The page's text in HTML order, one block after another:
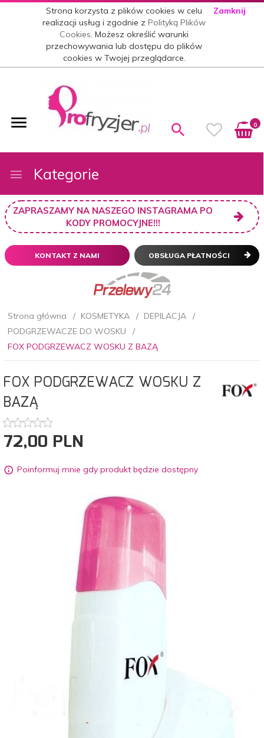
Strona korzysta z plików cookies w celu
realizacji usług i zgodnie zPolityką Plików
Cookies. Możesz określić warunki
przechowywania lub dostępu do plików
cookies w Twojej przeglądarce.
Zamknij
0
Kategorie
ZAPRASZAMY NA NASZEGO INSTAGRAMA PO
KODY PROMOCYJNE!!!
KONTAKT Z NAMI OBSŁUGA PŁATNOŚCI
Strona główna KOSMETYKA
DEPILACJA
PODGRZEWACZE DO WOSKU
FOX PODGRZEWACZ WOSKU Z BAZĄ
FOX PODGRZEWACZ WOSKU Z
BAZĄ
72,00 PLN
Poinformuj mnie gdy produkt będzie dostępny